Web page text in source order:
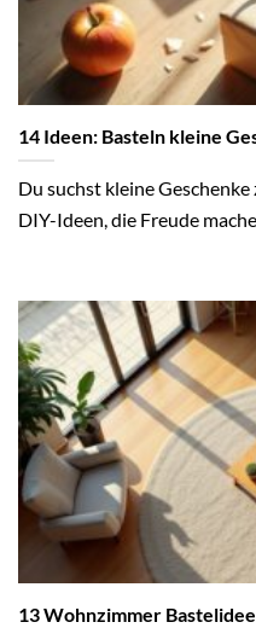
14 Ideen: Basteln kleine
Du suchst kleine
DIY-Ideen, die Freude
13 Wohnzimmer